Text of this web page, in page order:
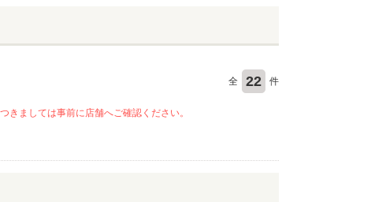
全 22 件
ましては事前に店舗へご確認ください。